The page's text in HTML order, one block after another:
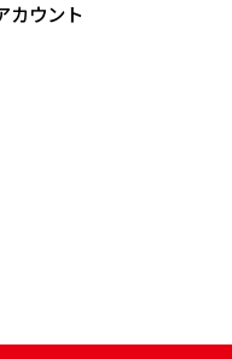
カウント